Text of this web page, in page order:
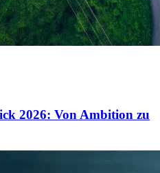
2026: Von Ambition zu